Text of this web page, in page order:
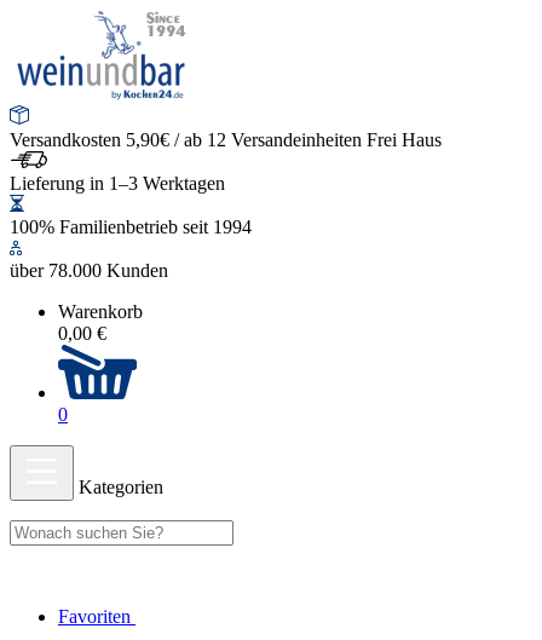
Versandkosten 5,90€ / ab 12 Versandeinheiten Frei Haus
Lieferung in 1–3 Werktagen
100% Familienbetrieb seit 1994
über 78.000 Kunden
Warenkorb
0,00 €
0
Kategorien
Favoriten